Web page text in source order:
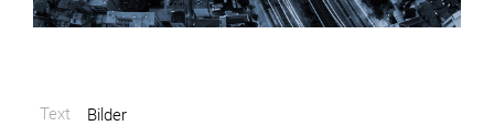
Text Bilder